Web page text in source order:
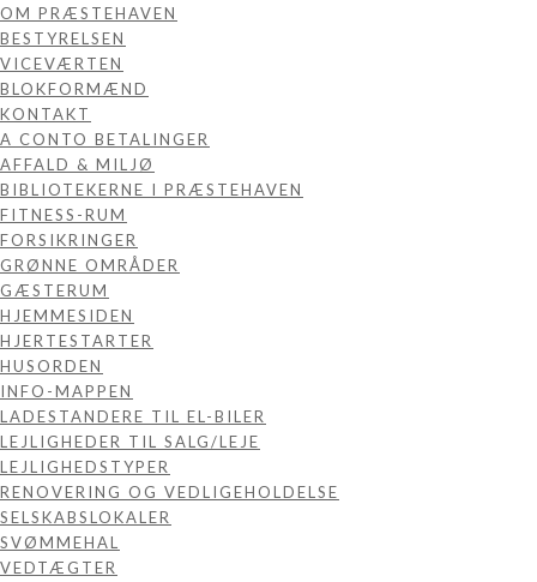
OM PRÆSTEHAVEN
BESTYRELSEN
VICEVÆRTEN
BLOKFORMÆND
KONTAKT
A CONTO BETALINGER
AFFALD & MILJØ
BIBLIOTEKERNE I PRÆSTEHAVEN
FITNESS-RUM
FORSIKRINGER
GRØNNE OMRÅDER
GÆSTERUM
HJEMMESIDEN
HJERTESTARTER
HUSORDEN
INFO-MAPPEN
LADESTANDERE TIL EL-BILER
LEJLIGHEDER TIL SALG/LEJE
LEJLIGHEDSTYPER
RENOVERING OG VEDLIGEHOLDELSE
SELSKABSLOKALER
SVØMMEHAL
VEDTÆGTER